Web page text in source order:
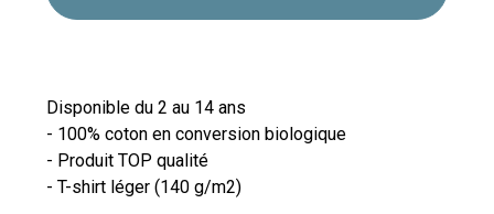
Disponible du 2 au 14 ans
- 100% coton en conversion biologique
- Produit TOP qualité